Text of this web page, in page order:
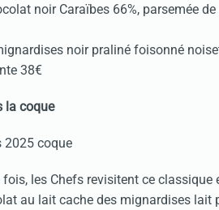
noir Caraïbes 66%, parsemée
noir praliné foisonné
38€
la coque
les Chefs revisitent ce
au lait cache des mignardises lait